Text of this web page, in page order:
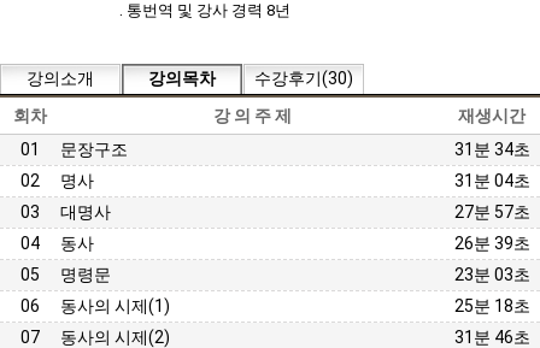
통번역 및 강사 경력 8년
강의소개 강의목차
수강후기(30)
회차
강 의 주 제
재생시간
01
문장구조
31분 34초
02
명사
31분 04초
03
대명사
27분 57초
04
동사
26분 39초
05
명령문
23분 03초
06
동사의 시제(1)
25분 18초
07
동사의 시제(2)
31분 46초